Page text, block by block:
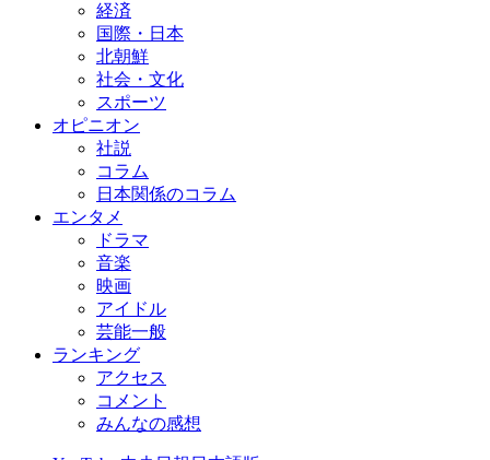
経済
国際・日本
北朝鮮
社会・文化
スポーツ
オピニオン
社説
コラム
日本関係のコラム
エンタメ
ドラマ
音楽
映画
アイドル
芸能一般
ランキング
アクセス
コメント
みんなの感想